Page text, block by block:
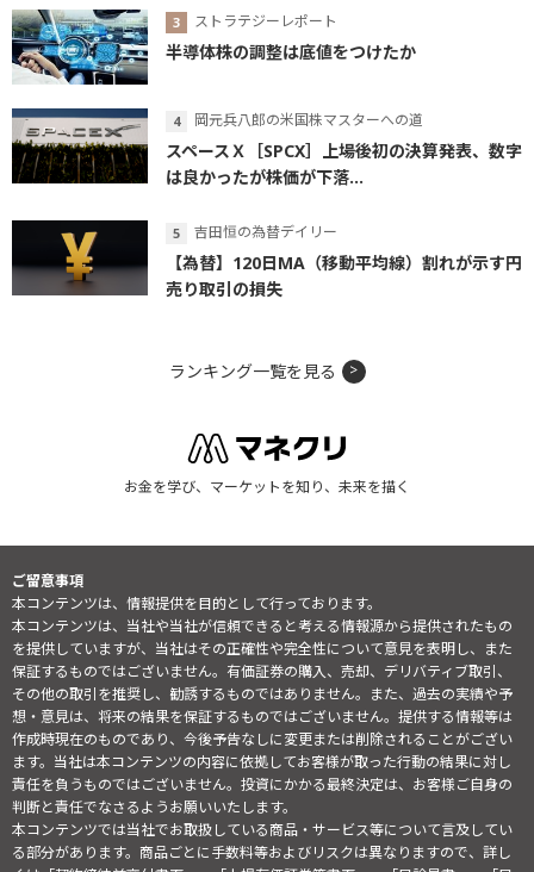
ストラテジーレポート
半導体株の調整は底値をつけたか
岡元兵八郎の米国株マスターへの道
スペースＸ［SPCX］上場後初の決算発表、数字
は良かったが株価が下落...
吉田恒の為替デイリー
【為替】120日MA（移動平均線）割れが示す円
売り取引の損失
ランキング一覧を見る
お金を学び、マーケットを知り、未来を描く
ご留意事項
本コンテンツは、情報提供を目的として行っております。
本コンテンツは、当社や当社が信頼できると考える情報源から提供されたもの
を提供していますが、当社はその正確性や完全性について意見を表明し、また
保証するものではございません。有価証券の購入、売却、デリバティブ取引、
その他の取引を推奨し、勧誘するものではありません。また、過去の実績や予
想・意見は、将来の結果を保証するものではございません。提供する情報等は
作成時現在のものであり、今後予告なしに変更または削除されることがござい
ます。当社は本コンテンツの内容に依拠してお客様が取った行動の結果に対し
責任を負うものではございません。投資にかかる最終決定は、お客様ご自身の
判断と責任でなさるようお願いいたします。
本コンテンツでは当社でお取扱している商品・サービス等について言及してい
る部分があります。商品ごとに手数料等およびリスクは異なりますので、詳し